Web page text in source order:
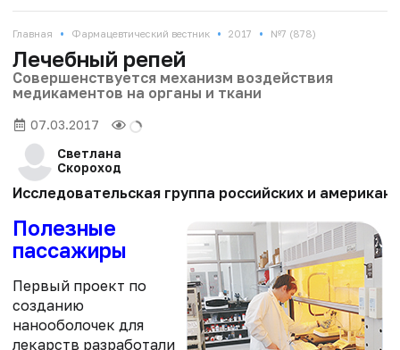
Главная • Фармацевтический вестник • 2017 • №7 (878)
Лечебный репей
Совершенствуется механизм воздействия
медикаментов на органы и ткани
07.03.2017
Светлана
Скороход
Исследовательская группа российских и
Полезные
пассажиры
Первый проект по
созданию
нанооболочек для
лекарств разработали